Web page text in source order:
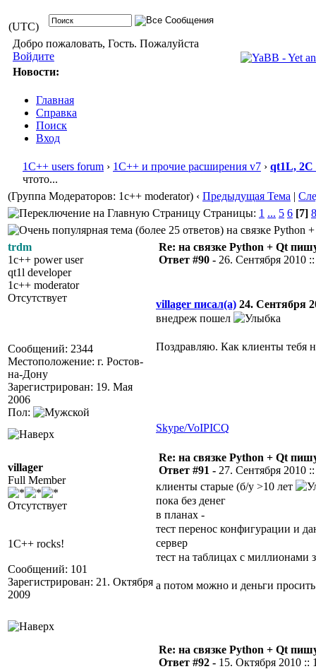
(UTC)
Добро пожаловать, Гость. Пожалуйста
Войдите
Новости:
Главная
Справка
Поиск
Вход
1С++ users forum › 1С++ и прочие расширения v7 › qt1L, 2C
чтото...
(Группа Модераторов: 1c++ moderator) ‹ Предыдущая Тема |
Страницы: 1 ... 5 6 [7] 8
на связке Python
trdm
1c++ power user
qt1l developer
1c++ moderator
Отсутствует
Сообщений: 2344
Местоположение: г. Ростов-
на-Дону
Зарегистрирован: 19. Мая
2006
Пол:
Re: на связке Python + Qt
Ответ #90 - 26. Сентября 2010
villager писал(а) 24. Сентября
внедреж пошел
Поздравляю. Как клиенты тебя
Skype/VoIPICQ
villager
Full Member
Отсутствует
1C++ rocks!
Сообщений: 101
Зарегистрирован: 21. Октября
2009
Re: на связке Python + Qt
Ответ #91 - 27. Сентября 2010
клиенты старые (б/у >10 лет
пока без денег
в планах -
тест перенос конфигурации и
сервер
тест на таблицах с миллионами
а потом можно и деньги
Re: на связке Python + Qt
Ответ #92 - 15. Октября 2010 ::